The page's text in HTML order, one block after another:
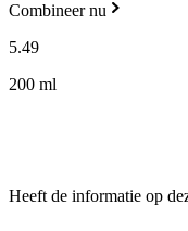
Combineer nu
5.49
200 ml
Heeft de informatie op